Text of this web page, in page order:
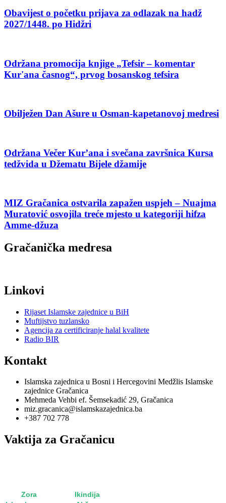
Obavijest o početku prijava za odlazak na hadž
2027/1448. po Hidžri
Održana promocija knjige „Tefsir – komentar
Kur'ana časnog“, prvog bosanskog tefsira
Obilježen Dan Ašure u Osman-kapetanovoj medresi
Održana Večer Kur’ana i svečana završnica Kursa
tedžvida u Džematu Bijele džamije
MIZ Gračanica ostvarila zapažen uspjeh – Nuajma
Muratović osvojila treće mjesto u kategoriji hifza
Amme-džuza
Gračanička medresa
Linkovi
Rijaset Islamske zajednice u BiH
Muftijstvo tuzlansko
Agencija za certificiranje halal kvalitete
Radio BIR
Kontakt
Islamska zajednica u Bosni i Hercegovini Medžlis Islamske
zajednice Gračanica
Mehmeda Vehbi ef. Šemsekadić 29, Gračanica
miz.gracanica@islamskazajednica.ba
+387 702 778
Vaktija za Gračanicu
Zora Ikindija